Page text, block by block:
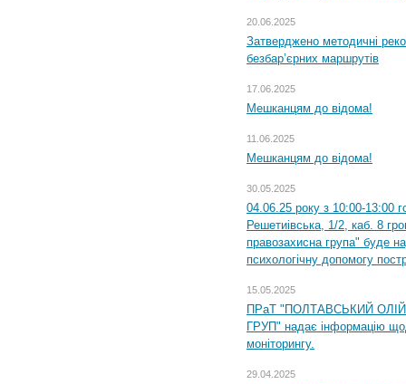
20.06.2025
Затверджено методичні
безбар’єрних маршрутів
17.06.2025
Мешканцям до відома!
11.06.2025
Мешканцям до відома!
30.05.2025
04.06.25 року з 10:00-13:00
Решетиівська, 1/2, каб. 8
правозахисна група" буде
психологічну допомогу
15.05.2025
ПРаТ "ПОЛТАВСЬКИЙ
ГРУП" надає інформацію
моніторингу.
29.04.2025